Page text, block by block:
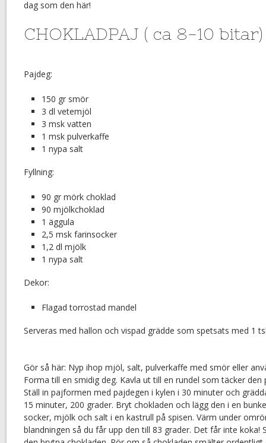
dag som den här!
CHOKLADPAJ ( ca 8-10 bitar)
Pajdeg:
150 gr smör
3 dl vetemjöl
3 msk vatten
1 msk pulverkaffe
1 nypa salt
Fyllning:
90 gr mörk choklad
90 mjölkchoklad
1 äggula
2,5 msk farinsocker
1,2 dl mjölk
1 nypa salt
Dekor:
Flagad torrostad mandel
Serveras med hallon och vispad grädde som spetsats med 1
Gör så här: Nyp ihop mjöl, salt, pulverkaffe med smör eller
Forma till en smidig deg. Kavla ut till en rundel som täcker
Ställ in pajformen med pajdegen i kylen i 30 minuter och
15 minuter, 200 grader. Bryt chokladen och lägg den i en
socker, mjölk och salt i en kastrull på spisen. Värm under
blandningen så du får upp den till 83 grader. Det får inte koka!